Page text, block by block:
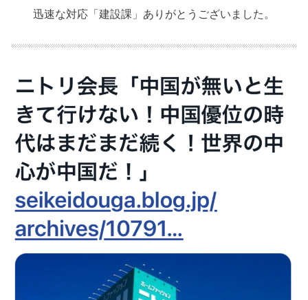
迅速な対応「建設課」ありがとうございました。